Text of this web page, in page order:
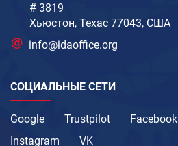
# 3819
Хьюстон, Техас 77043, США
info@idaoffice.org
СОЦИАЛЬНЫЕ СЕТИ
Google Trustpilot Facebook
Instagram
VK